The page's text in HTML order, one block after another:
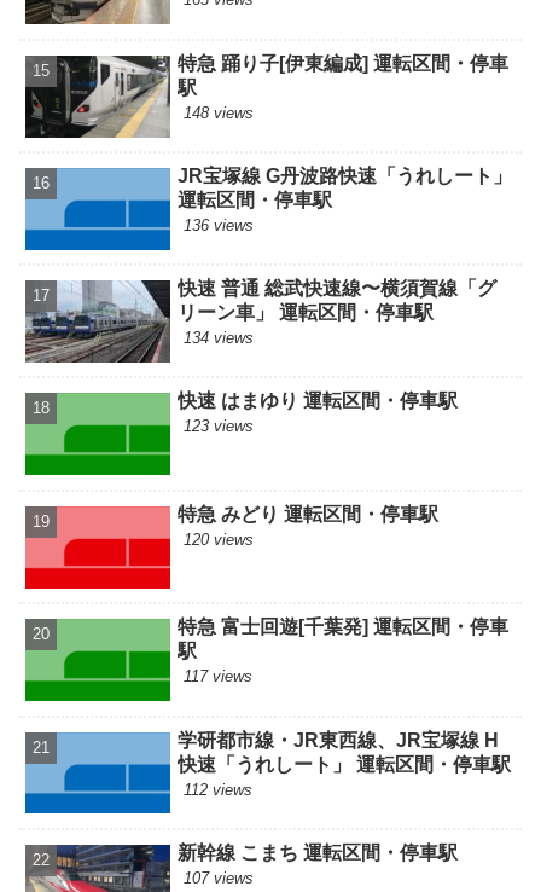
特急 踊り子[伊東編成] 運転区間・停車
駅
148 views
JR宝塚線 G丹波路快速「うれしート」
運転区間・停車駅
136 views
快速 普通 総武快速線〜横須賀線「グ
リーン車」 運転区間・停車駅
134 views
快速 はまゆり 運転区間・停車駅
123 views
特急 みどり 運転区間・停車駅
120 views
特急 富士回遊[千葉発] 運転区間・停車
駅
117 views
学研都市線・JR東西線、JR宝塚線 H
快速「うれしート」 運転区間・停車駅
112 views
新幹線 こまち 運転区間・停車駅
107 views